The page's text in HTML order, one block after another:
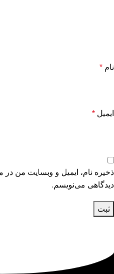
نام *
ایمیل *
ذخیره نام، ایمیل و وبسایت من در
دیدگاهی می‌نویسم.